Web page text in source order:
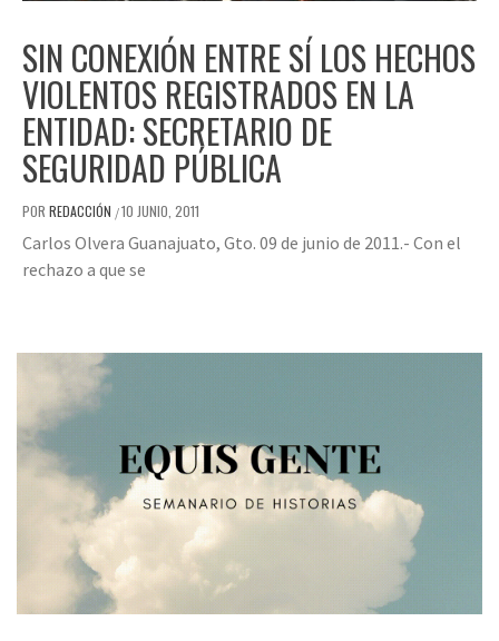
SIN CONEXIÓN ENTRE SÍ LOS HECHOS
VIOLENTOS REGISTRADOS EN LA
ENTIDAD: SECRETARIO DE
SEGURIDAD PÚBLICA
POR REDACCIÓN /10 JUNIO, 2011
Carlos Olvera Guanajuato, Gto. 09 de junio de 2011.- Con el
rechazo a que se